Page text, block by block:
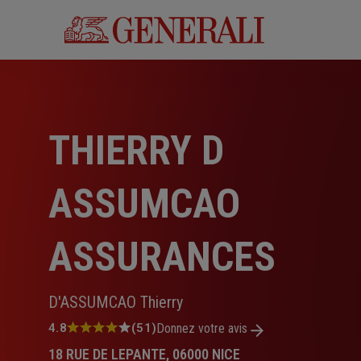
THIERRY D
ASSUMCAO
ASSURANCES
D'ASSUMCAO Thierry
Note
4.8 (51)Donnez votre avis
18 RUE DE LEPANTE, 06000 NICE